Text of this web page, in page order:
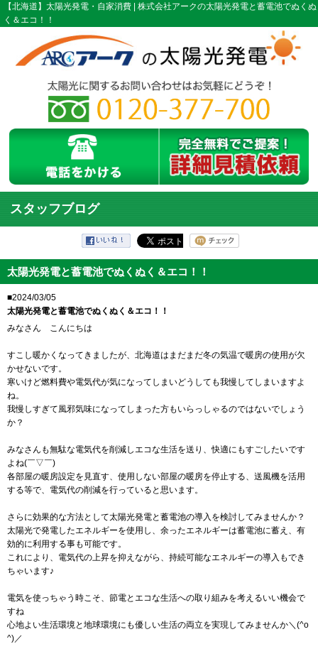
【北海道】太陽光発電・自家消費 | 株式会社アークの太陽光発電と蓄電池でぬくぬ
く＆エコ！！
スタッフブログ
太陽光発電と蓄電池でぬくぬく＆エコ！！
■2024/03/05
太陽光発電と蓄電池でぬくぬく＆エコ！！
みなさん こんにちは
すこし暖かくなってきましたが、北海道はまだまだ冬の気温で暖房の使用が欠
かせないです。
寒いけど燃料費や電気代が気になってしまいどうしても我慢してしまいますよ
ね。
我慢しすぎて風邪気味になってしまった方もいらっしゃるのではないでしょう
か？
みなさんも無駄な電気代を削減しエコな生活を送り、快適にもすごしたいです
よね(￣▽￣)
各部屋の暖房設定を見直す、使用しない部屋の暖房を停止する、送風機を活用
する等で、電気代の削減を行っていると思います。
さらに効果的な方法として太陽光発電と蓄電池の導入を検討してみませんか？
太陽光で発電したエネルギーを使用し、余ったエネルギーは蓄電池に蓄え、有
効的に利用する事も可能です。
これにより、電気代の上昇を抑えながら、持続可能なエネルギーの導入もでき
ちゃいます♪
電気を使っちゃう時こそ、節電とエコな生活への取り組みを考えるいい機会で
すね
心地よい生活環境と地球環境にも優しい生活の両立を実現してみませんか＼(^o
^)／